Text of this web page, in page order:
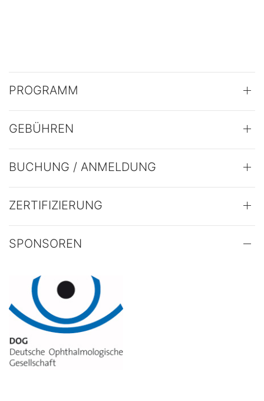
PROGRAMM
GEBÜHREN
BUCHUNG / ANMELDUNG
ZERTIFIZIERUNG
SPONSOREN